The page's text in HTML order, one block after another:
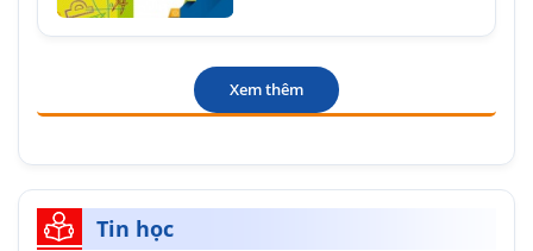
Xem thêm
Tin học